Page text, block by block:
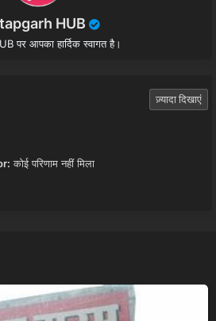
HUB
पर आपका हार्दिक स्वागत है।
ज़्यादा दिखाएं
कोई परिणाम नहीं मिला